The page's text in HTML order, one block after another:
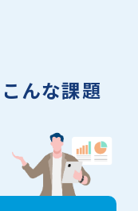
こんな課題